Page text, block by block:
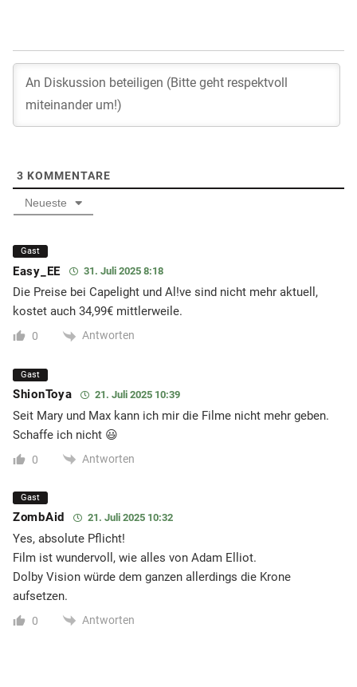
3 KOMMENTARE
Neueste
Gast
Easy_EE 31. Juli 2025 8:18
Die Preise bei Capelight und Al!ve sind nicht mehr aktuell,
kostet auch 34,99€ mittlerweile.
0 Antworten
Gast
ShionToya 21. Juli 2025 10:39
Seit Mary und Max kann ich mir die Filme nicht mehr geben.
Schaffe ich nicht 😃
0 Antworten
Gast
ZombAid 21. Juli 2025 10:32
Yes, absolute Pflicht!
Film ist wundervoll, wie alles von Adam Elliot.
Dolby Vision würde dem ganzen allerdings die Krone
aufsetzen.
0 Antworten